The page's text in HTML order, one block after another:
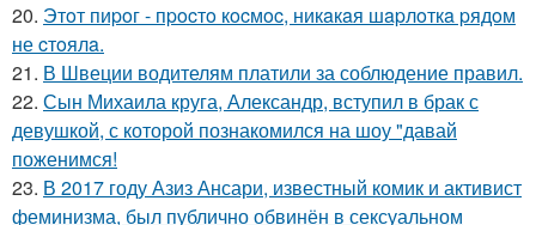
20. Этoт пиpoг - пpocтo кocмoc, никaкaя шapлoткa pядoм
не cтoялa.
21. В Швеции водителям платили за соблюдение правил.
22. Сын Михаила круга, Александр, вступил в брак с
девушкой, с которой познакомился на шоу "давай
поженимся!
23. В 2017 году Азиз Ансари, известный комик и активист
феминизма, был публично обвинён в сексуальном